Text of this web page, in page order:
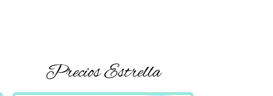
Precios Estrella